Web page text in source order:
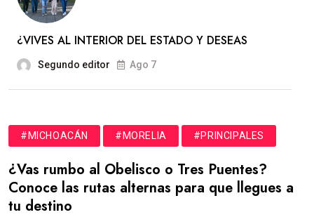
¿VIVES AL INTERIOR DEL ESTADO Y DESEAS
Segundo editor Ago 7
#MICHOACÁN #MORELIA #PRINCIPALES
¿Vas rumbo al Obelisco o Tres Puentes?
Conoce las rutas alternas para que llegues a
tu destino